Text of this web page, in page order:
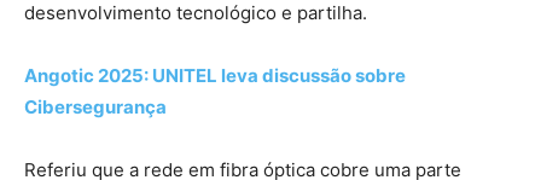
desenvolvimento tecnológico e partilha.
Angotic 2025: UNITEL leva discussão sobre
Cibersegurança
Referiu que a rede em fibra óptica cobre uma parte